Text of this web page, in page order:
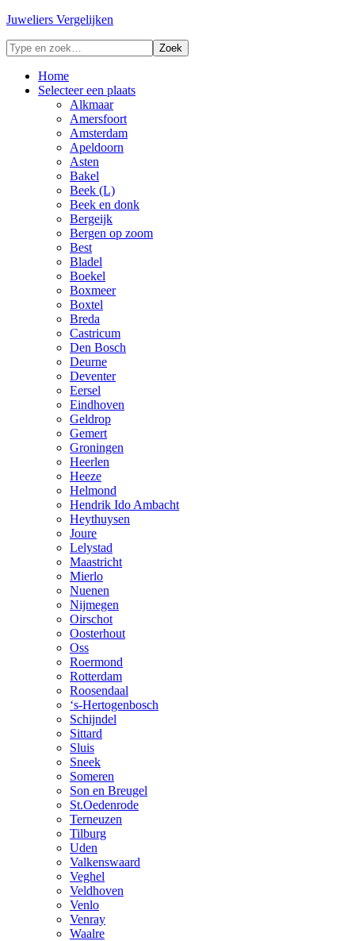
Juweliers Vergelijken
Home
Selecteer een plaats
Alkmaar
Amersfoort
Amsterdam
Apeldoorn
Asten
Bakel
Beek (L)
Beek en donk
Bergeijk
Bergen op zoom
Best
Bladel
Boekel
Boxmeer
Boxtel
Breda
Castricum
Den Bosch
Deurne
Deventer
Eersel
Eindhoven
Geldrop
Gemert
Groningen
Heerlen
Heeze
Helmond
Hendrik Ido Ambacht
Heythuysen
Joure
Lelystad
Maastricht
Mierlo
Nuenen
Nijmegen
Oirschot
Oosterhout
Oss
Roermond
Rotterdam
Roosendaal
‘s-Hertogenbosch
Schijndel
Sittard
Sluis
Sneek
Someren
Son en Breugel
St.Oedenrode
Terneuzen
Tilburg
Uden
Valkenswaard
Veghel
Veldhoven
Venlo
Venray
Waalre